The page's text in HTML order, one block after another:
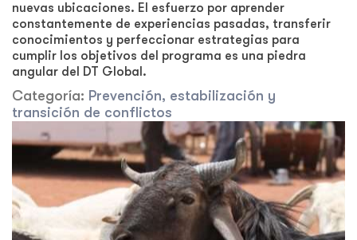
nuevas ubicaciones. El esfuerzo por aprender
constantemente de experiencias pasadas, transferir
conocimientos y perfeccionar estrategias para
cumplir los objetivos del programa es una piedra
angular del DT Global.
Categoría: Prevención, estabilización y
transición de conflictos